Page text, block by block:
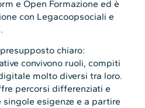
e Open Formazione ed è
con Legacoopsociali e
chiaro:
convivono ruoli, compiti
molto diversi tra loro.
percorsi differenziati e
esigenze e a partire